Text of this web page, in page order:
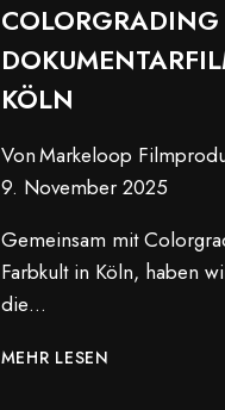
KÖLN
VonMarkeloop
9. November 2025
Gemeinsam mit
Farbkult in Köln, haben
die…
MEHR LESEN